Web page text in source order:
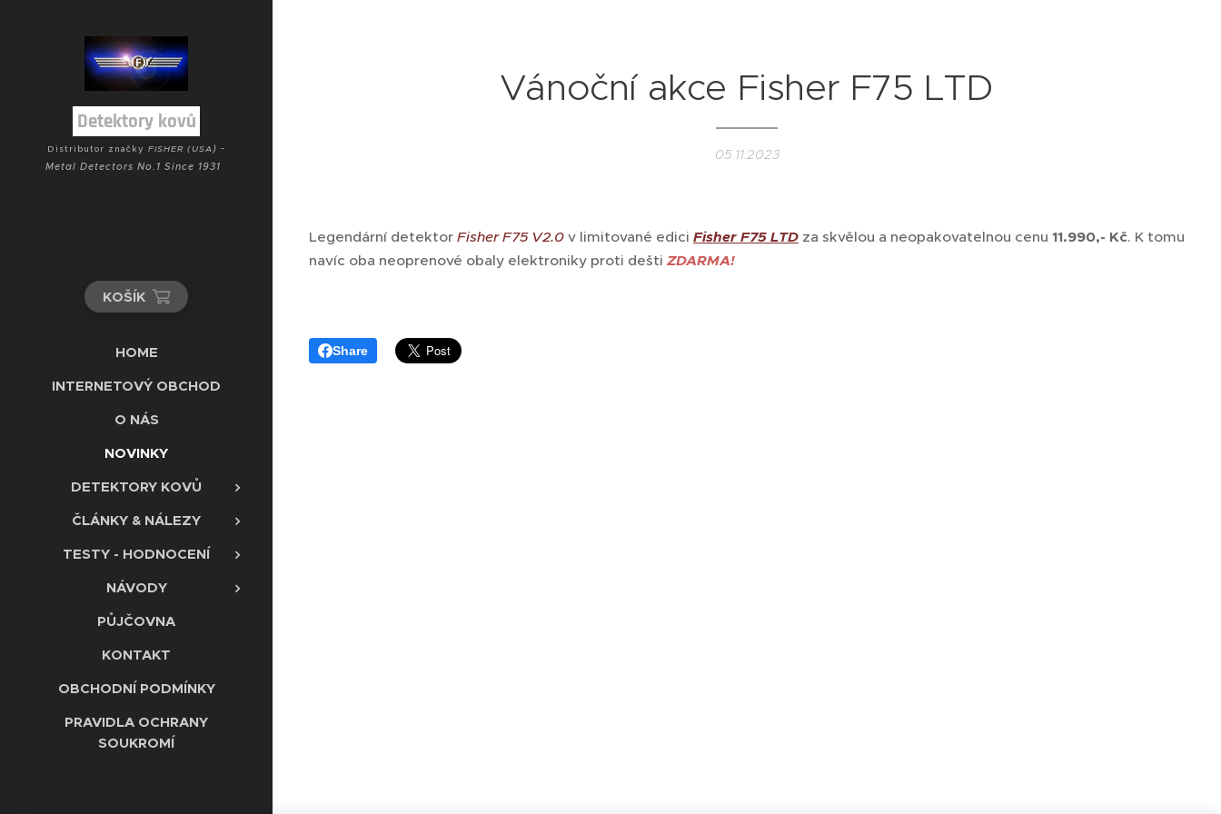
Detektory kovů
Distributor značky FISHER (USA) -
Metal Detectors No.1 Since 1931
KOŠÍK
HOME
INTERNETOVÝ OBCHOD
O NÁS
NOVINKY
DETEKTORY KOVŮ
ČLÁNKY & NÁLEZY
TESTY - HODNOCENÍ
NÁVODY
PŮJČOVNA
KONTAKT
OBCHODNÍ PODMÍNKY
PRAVIDLA OCHRANY
SOUKROMÍ
Vánoční akce Fisher F75 LTD
05.11.2023
Legendární detektor Fisher F75 V2.0 v limitované edici Fisher F75 LTD za skvělou a neopakovatelnou cenu 11.990,- Kč. K tomu
navíc oba neoprenové obaly elektroniky proti dešti ZDARMA!
Share